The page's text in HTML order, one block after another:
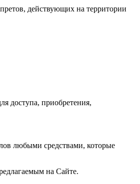
действующих на территории
доступа, приобретения,
любыми средствами, которые
на Сайте.